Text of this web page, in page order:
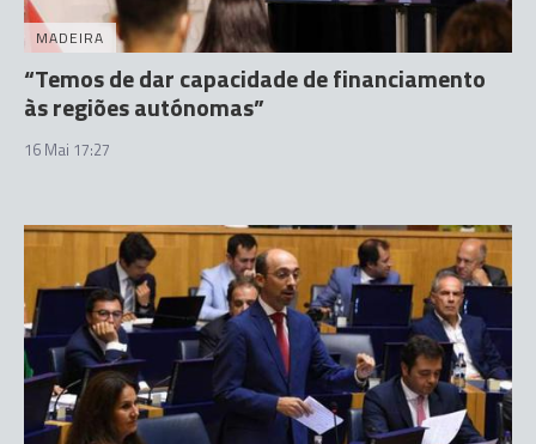
MADEIRA
“Temos de dar capacidade de financiamento
às regiões autónomas”
16 Mai 17:27